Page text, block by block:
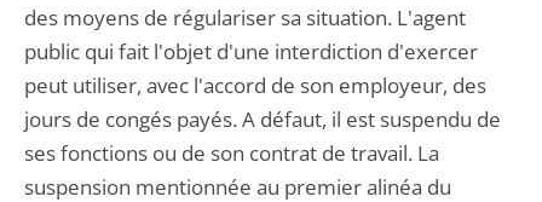
des moyens de régulariser sa situation. L'agent
public qui fait l'objet d'une interdiction d'exercer
peut utiliser, avec l'accord de son employeur, des
jours de congés payés. A défaut, il est suspendu de
ses fonctions ou de son contrat de travail. La
suspension mentionnée au premier alinéa du